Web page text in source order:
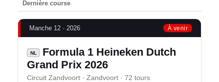
Dernière course
Manche 12 · 2026 À venir
NL
Formula 1 Heineken Dutch
Grand Prix 2026
Circuit Zandvoort · Zandvoort · 72 tours